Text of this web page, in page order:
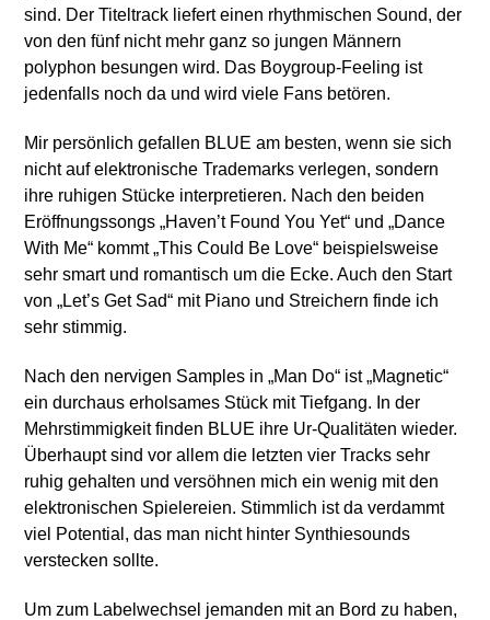
sind. Der Titeltrack liefert einen rhythmischen Sound, der
von den fünf nicht mehr ganz so jungen Männern
polyphon besungen wird. Das Boygroup-Feeling ist
jedenfalls noch da und wird viele Fans betören.
Mir persönlich gefallen BLUE am besten, wenn sie sich
nicht auf elektronische Trademarks verlegen, sondern
ihre ruhigen Stücke interpretieren. Nach den beiden
Eröffnungssongs „Haven’t Found You Yet“ und „Dance
With Me“ kommt „This Could Be Love“ beispielsweise
sehr smart und romantisch um die Ecke. Auch den Start
von „Let’s Get Sad“ mit Piano und Streichern finde ich
sehr stimmig.
Nach den nervigen Samples in „Man Do“ ist „Magnetic“
ein durchaus erholsames Stück mit Tiefgang. In der
Mehrstimmigkeit finden BLUE ihre Ur-Qualitäten wieder.
Überhaupt sind vor allem die letzten vier Tracks sehr
ruhig gehalten und versöhnen mich ein wenig mit den
elektronischen Spielereien. Stimmlich ist da verdammt
viel Potential, das man nicht hinter Synthiesounds
verstecken sollte.
Um zum Labelwechsel jemanden mit an Bord zu haben,